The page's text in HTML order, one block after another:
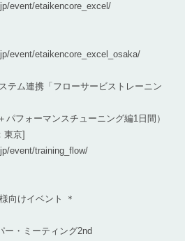
event/etaikencore_excel/
event/etaikencore_excel_osaka/
テム連携「フローサービストレーニン
フォーマンスチューニング編1日間）
東京]
event/training_flow/
向けイベント ＊
・ミーティング2nd